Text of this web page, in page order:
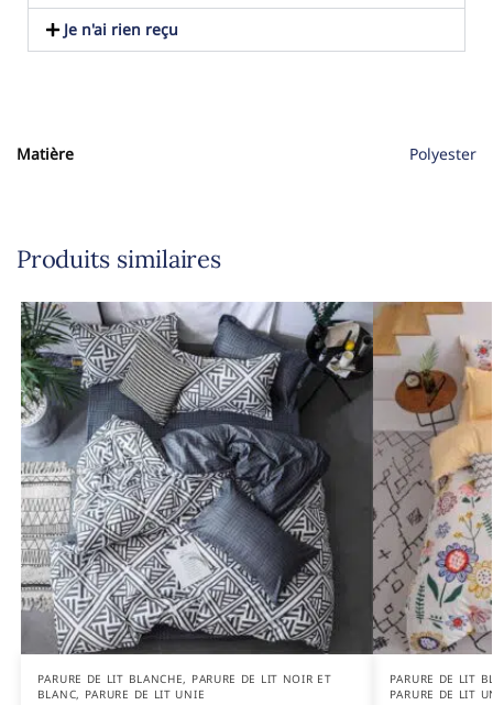
Je n'ai rien reçu
Matière Polyester
Produits similaires
PARURE DE LIT BLANCHE, PARURE DE LIT NOIR ET
BLANC, PARURE DE LIT UNIE
PARURE DE LIT
PARURE DE LIT